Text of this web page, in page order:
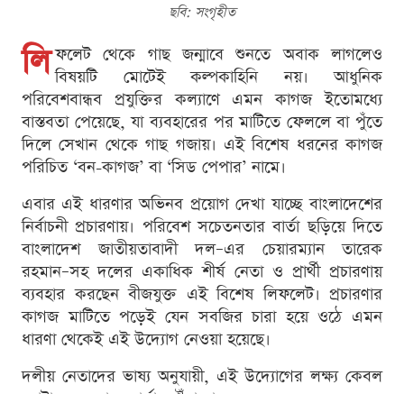
ছবি: সংগৃহীত
লি ফলেট থেকে গাছ জন্মাবে শুনতে অবাক লাগলেও
বিষয়টি মোটেই কল্পকাহিনি নয়। আধুনিক
পরিবেশবান্ধব প্রযুক্তির কল্যাণে এমন কাগজ ইতোমধ্যে
বাস্তবতা পেয়েছে, যা ব্যবহারের পর মাটিতে ফেললে বা পুঁতে
দিলে সেখান থেকে গাছ গজায়। এই বিশেষ ধরনের কাগজ
পরিচিত ‘বন-কাগজ’ বা ‘সিড পেপার’ নামে।
এবার এই ধারণার অভিনব প্রয়োগ দেখা যাচ্ছে বাংলাদেশের
নির্বাচনী প্রচারণায়। পরিবেশ সচেতনতার বার্তা ছড়িয়ে দিতে
বাংলাদেশ জাতীয়তাবাদী দল–এর চেয়ারম্যান তারেক
রহমান–সহ দলের একাধিক শীর্ষ নেতা ও প্রার্থী প্রচারণায়
ব্যবহার করছেন বীজযুক্ত এই বিশেষ লিফলেট। প্রচারণার
কাগজ মাটিতে পড়েই যেন সবজির চারা হয়ে ওঠে এমন
ধারণা থেকেই এই উদ্যোগ নেওয়া হয়েছে।
দলীয় নেতাদের ভাষ্য অনুযায়ী, এই উদ্যোগের লক্ষ্য কেবল